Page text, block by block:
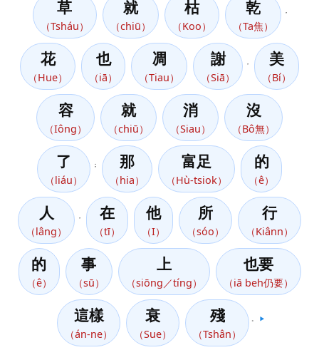
草
（Tsháu）
就
（chiū）
枯
（Koo）
乾
（Ta焦）
花
（Hue）
也
（iā）
凋
（Tiau）
謝
（Siā）
美
（Bí）
容
（Iông）
就
（chiū）
消
（Siau）
沒
（Bô無）
了
（liáu）
； 那
（hia）
富足
（Hù-tsiok）
的
（ê）
人
（lâng）
在
（tī）
他
（I）
所
（sóo）
行
（Kiânn）
的
（ê）
事
（sū）
上
（siōng／tíng）
也要
（iā beh仍要）
這樣
（án-ne）
衰
（Sue）
殘
（Tshân）
▶️